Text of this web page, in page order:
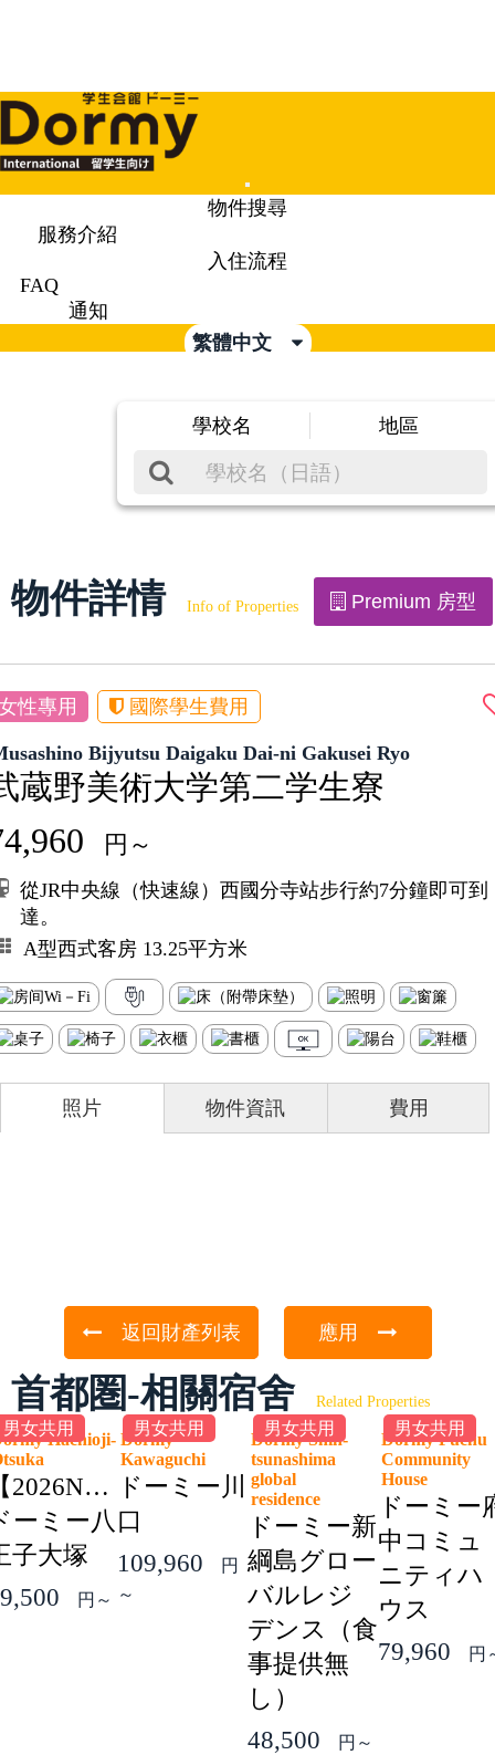
Mobile
Menu
物件搜尋
服務介紹
入住流程
FAQ
通知
繁體中文
學校名 地區
物件詳情 Info of Properties Premium 房型
性專用 國際學生費用
Bijyutsu Daigaku Dai-ni Gakusei Ryo
蔵野美術大学第二学生寮
円～
從JR中央線（快速線）西國分寺站步行約7分鐘即可到
達。
A型西式客房 13.25平方米
照片 物件資訊 費用
返回財產列表 應用
首都圏-相關宿舍 Related Properties
男女共用
Hachioji-
2026NEW】
ーミー八
子大塚
円～
男女共用
Dormy
Kawaguchi
ドーミー川
口
109,960
円
～
男女共用
Dormy Shin-
tsunashima
global
residence
ドーミー新
綱島グロー
バルレジ
デンス（食
事提供無
し）
48,500
円～
男女共用
Dormy Fuchu
Community
House
ドーミー
中コミュ
ニティハ
ウス
79,960
円